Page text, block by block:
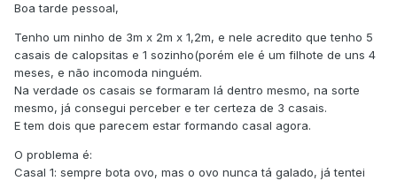
Boa tarde pessoal,
Tenho um ninho de 3m x 2m x 1,2m, e nele acredito que tenho 5
casais de calopsitas e 1 sozinho(porém ele é um filhote de uns 4
meses, e não incomoda ninguém.
Na verdade os casais se formaram lá dentro mesmo, na sorte
mesmo, já consegui perceber e ter certeza de 3 casais.
E tem dois que parecem estar formando casal agora.
O problema é:
Casal 1: sempre bota ovo, mas o ovo nunca tá galado, já tentei